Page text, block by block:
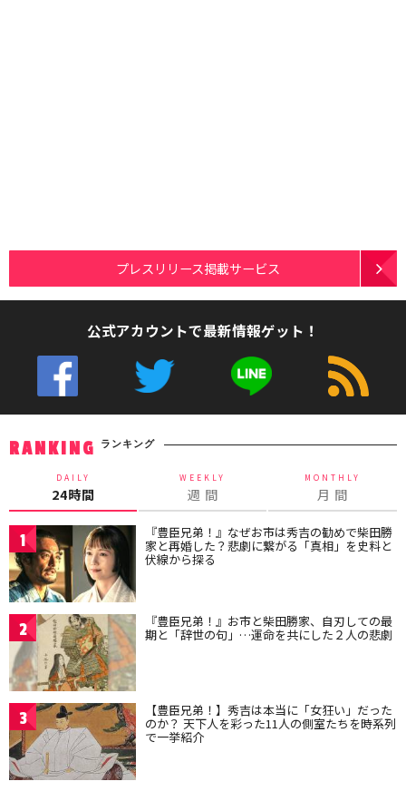
プレスリリース掲載サービス
公式アカウントで最新情報ゲット！
RANKING ランキング
DAILY
24時間
WEEKLY
週 間
MONTHLY
月 間
1 『豊臣兄弟！』なぜお市は秀吉の勧めで柴田勝
家と再婚した？悲劇に繋がる「真相」を史料と
伏線から探る
2 『豊臣兄弟！』お市と柴田勝家、自刃しての最
期と「辞世の句」…運命を共にした２人の悲劇
3 【豊臣兄弟！】秀吉は本当に「女狂い」だった
のか？ 天下人を彩った11人の側室たちを時系列
で一挙紹介